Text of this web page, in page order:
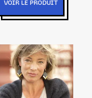
VOIR LE PRODUIT